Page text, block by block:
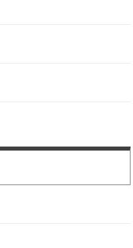
戦に特化した内容のブ